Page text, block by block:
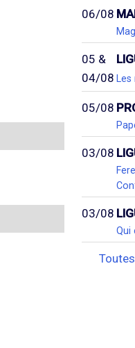
06/08
05 &
04/08 Les
05/08
03/08
03/08
Qui